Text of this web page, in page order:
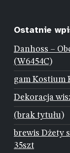
Ostatnie
Danhoss –
(W6454C)
gam Kostium
Dekoracja
(brak tytułu)
brewis Dżety
35szt